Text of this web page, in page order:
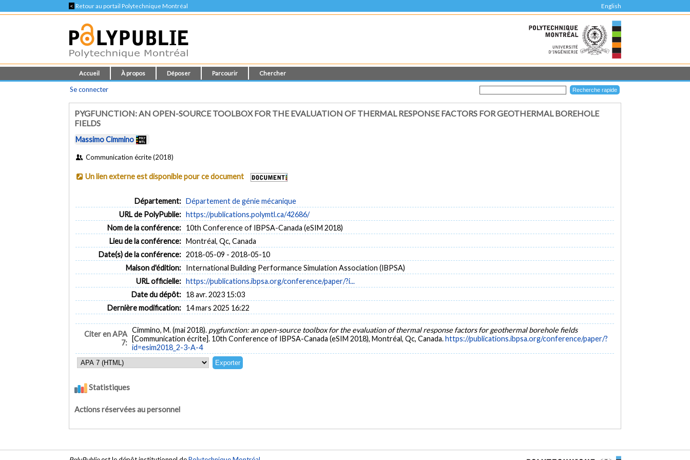
< Retour au portail Polytechnique Montréal English
Accueil À propos Déposer Parcourir Chercher
Se connecter
PYGFUNCTION: AN OPEN-SOURCE TOOLBOX FOR THE EVALUATION OF THERMAL RESPONSE FACTORS FOR GEOTHERMAL BOREHOLE
FIELDS
Massimo Cimmino
Communication écrite (2018)
Un lien externe est disponible pour ce document
Département: Département de génie mécanique
URL de PolyPublie: https://publications.polymtl.ca/42686/
Nom de la conférence: 10th Conference of IBPSA-Canada (eSIM 2018)
Lieu de la conférence: Montréal, Qc, Canada
Date(s) de la conférence: 2018-05-09 - 2018-05-10
Maison d'édition: International Building Performance Simulation Association (IBPSA)
URL officielle: https://publications.ibpsa.org/conference/paper/?i...
Date du dépôt: 18 avr. 2023 15:03
Dernière modification: 14 mars 2025 16:22
Citer en APA
7:
Cimmino, M. (mai 2018). pygfunction: an open-source toolbox for the evaluation of thermal response factors for geothermal borehole fields
[Communication écrite]. 10th Conference of IBPSA-Canada (eSIM 2018), Montréal, Qc, Canada.https://publications.ibpsa.org/conference/paper/?
id=esim2018_2-3-A-4
Statistiques
Actions réservées au personnel